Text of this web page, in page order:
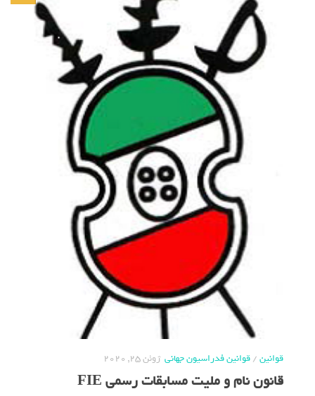
قوانین/قوانین فدراسیون جهانی ژوئن 25, 2020
قانون نام و ملیت مسابقات رسمی FIE